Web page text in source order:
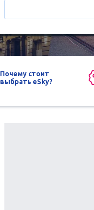
Почему стоит
выбрать eSky?